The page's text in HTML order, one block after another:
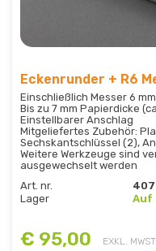
Eckenrunder + R6
Einschließlich Messer 6
Bis zu 7 mm Papierdicke
Einstellbarer Anschlag
Mitgeliefertes Zubehör:
Sechskantschlüssel (2),
Weitere Werkzeuge sind
ausgewechselt werden
Art. nr.
Lager
Auf
€ 95,00 EXKL. MWST